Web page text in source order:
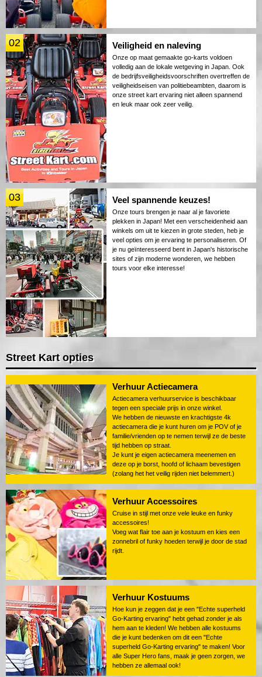
02 Veiligheid en naleving
Onze op maat gemaakte go-karts voldoen
volledig aan de lokale wetgeving in Japan. Ook
de bedrijfsveiligheidsvoorschriften overtreffen de
veiligheidseisen van politiebeambten, daarom is
onze street kart ervaring niet alleen spannend
en leuk maar ook zeer veilig.
03 Veel spannende keuzes!
Onze tours brengen je naar al je favoriete
plekken in Japan! Met een verscheidenheid aan
winkels om uit te kiezen in grote steden, heb je
veel opties om je ervaring te personaliseren. Of
je nu geïnteresseerd bent in Japan's historische
sites of zijn moderne wonderen, we hebben
tours voor elke interesse!
Street Kart opties
Verhuur Actiecamera
Actiecamera verhuurservice is beschikbaar
tegen een speciale prijs in onze winkel.
We hebben de nieuwste en krachtigste 4k
actiecamera die je kunt huren om je POV of je
familie/vrienden op te nemen terwijl ze de beste
tijd hebben op straat.
Je kunt je eigen actiecamera meenemen en
deze op je borst, hoofd of lichaam bevestigen
(zolang het het veilig rijden niet belemmert.)
Verhuur Accessoires
Cruise in stijl met onze vele leuke en funky
accessoires!
Voeg wat flair toe aan je kostuum en kies een
zonnebril of funky hoeden terwijl je door de stad
rijdt.
Verhuur Kostuums
Hoe kun je zeggen dat je een "Echte superheld
Go-Karting ervaring" hebt gehad zonder je als
hem aan te kleden! We hebben alle kostuums
die je kunt bedenken om dit een "Echte
superheld Go-Karting ervaring" te maken! Voor
alle Super Hero fans, maak je geen zorgen, we
hebben ze allemaal ook!